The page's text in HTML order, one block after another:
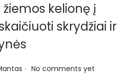
t
i
o
t
žiemos kelionę į
skrydžiai ir
. No comments yet